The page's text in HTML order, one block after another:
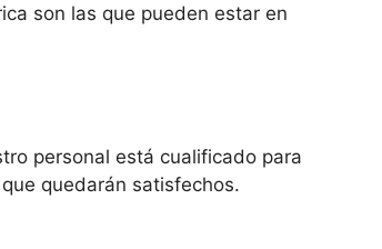
son las que pueden estar en
personal está cualificado para
quedarán satisfechos.